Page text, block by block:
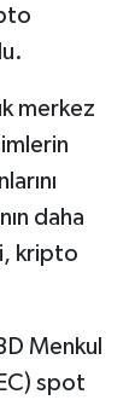
merkez
daha
kripto
Menkul
spot